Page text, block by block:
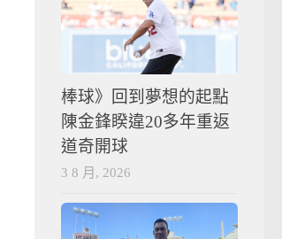
棒球》回到夢想的起點
陳金鋒睽違20多年重返
道奇開球
3 8 月, 2026